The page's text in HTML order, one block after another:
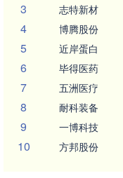
3 志特新材
4 博腾股份
5 近岸蛋白
6 毕得医药
7 五洲医疗
8 耐科装备
9 一博科技
10 方邦股份